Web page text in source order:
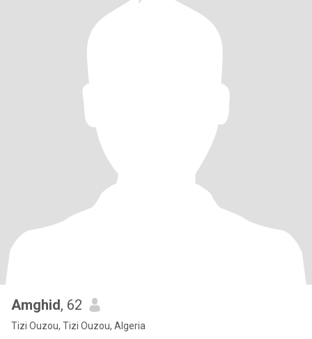
Amghid, 62
Tizi Ouzou, Tizi Ouzou, Algeria